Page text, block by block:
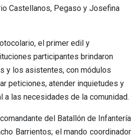
Castellanos, Pegaso y Josefina
el primer edil y
participantes brindaron
y los asistentes, con módulos
peticiones, atender inquietudes y
a las necesidades de la comunidad.
del Batallón de Infantería
Barrientos; el mando coordinador